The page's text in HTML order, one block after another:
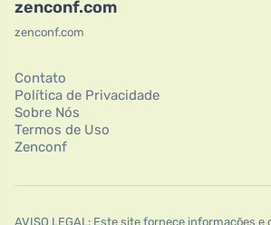
zenconf.com
zenconf.com
Contato
Política de Privacidade
Sobre Nós
Termos de Uso
Zenconf
AVISO LEGAL: Este site fornece informações